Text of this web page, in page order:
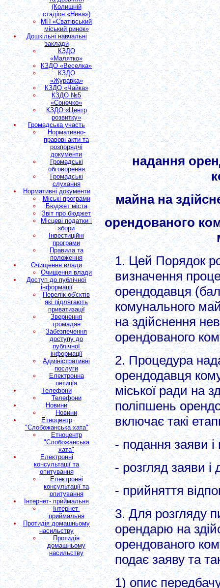
(Колишній
стадіон «Нива»)
МП «Сватівський
міський ринок»
Дошкільні навчальні
заклади
КЗДО
«Малятко»
КЗДО «Веселка»
КЗДО
«Журавка»
КЗДО «Чайка»
КЗДО №5
«Сонечко»
КЗДО «Центр
розвитку»
Громадська участь
Нормативно-
правові акти та
розпорядчі
документи
Громадські
обговорення
Громадські
слухання
Нормативні документи
Міські програми
Бюджет міста
Звіт про бюджет
Місцеві податки і
збори
Інвестиційні
програми
Правила та
положення
Очищення влади
Очищення влади
Доступ до публічної
інформації
Перелік об'єктів
які підлягають
приватизації
Звернення
громадян
Забезпечення
доступу до
публічної
інформації
Адміністративні
послуги
Електронна
петиція
Телефони
Телефони
Новини
Новини
Етноцентр
"Слобожанська хата"
Етноцентр
"Слобожанська
хата"
Електронні
консультації та
опитування
Електронні
консультації та
опитування
Інтернет- приймальня
Інтернет-
приймальня
Протидія домашньому
насильству
Протидія
домашньому
насильству
надання
майна на
орендованого
1. Цей Порядок
визначення
орендодавця
комунального
на здійснення
орендованого
2. Процедура
орендодавця
міської ради на
поліпшень
включає такі
- подання заяви
- розгляд заяви і
- прийняття
3. Для розгляду
орендарю на
орендованого
подає заяву та
1) опис